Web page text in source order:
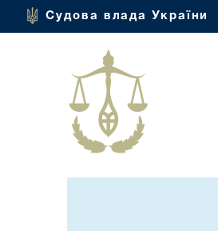
Судова влада України